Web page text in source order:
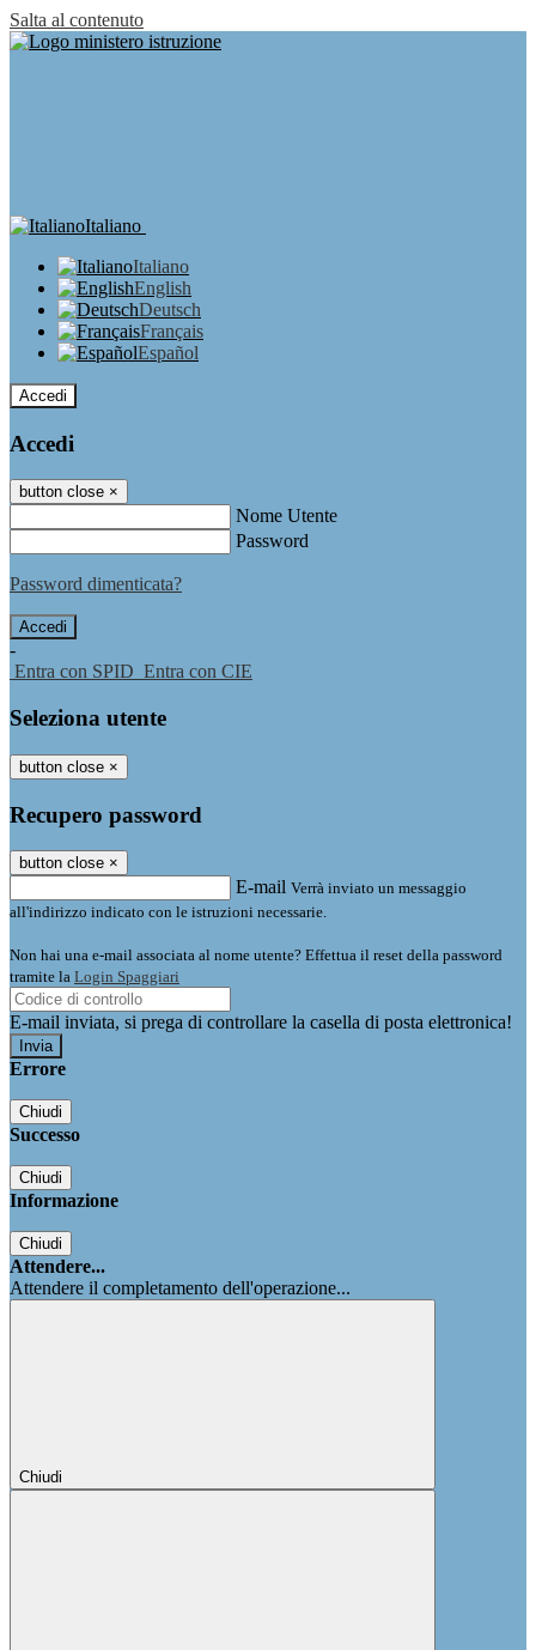
Salta al contenuto
Italiano
Italiano
English
Deutsch
Français
Español
Accedi
Accedi
button close ×
Nome Utente
Password
Password dimenticata?
-
Entra con SPID Entra con CIE
Seleziona utente
button close ×
Recupero password
button close ×
E-mail Verrà inviato un messaggio
all'indirizzo indicato con le istruzioni necessarie.
Non hai una e-mail associata al nome utente? Effettua il reset della password
tramite la Login Spaggiari
E-mail inviata, si prega di controllare la casella di posta elettronica!
Errore
Chiudi
Successo
Chiudi
Informazione
Chiudi
Attendere...
Attendere il completamento dell'operazione...
Chiudi